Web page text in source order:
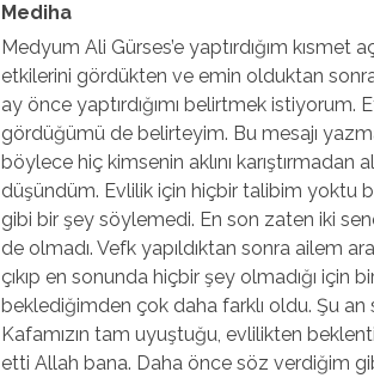
Mediha
Medyum Ali Gürses’e yaptırdığım
etkilerini gördükten ve emin olduktan sonra
ay önce yaptırdığımı belirtmek istiyorum.
gördüğümü de belirteyim. Bu mesajı
böylece hiç kimsenin aklını
düşündüm. Evlilik için hiçbir talibim yoktu
gibi bir şey söylemedi. En son zaten iki
de olmadı. Vefk yapıldıktan sonra ailem
çıkıp en sonunda hiçbir şey olmadığı için
beklediğimden çok daha farklı oldu. Şu
Kafamızın tam uyuştuğu, evlilikten
etti Allah bana. Daha önce söz verdiğim